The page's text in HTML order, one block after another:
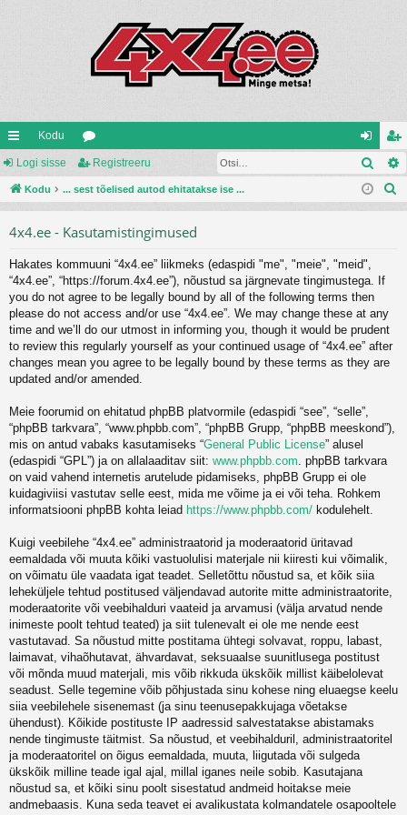
iirl
in
Kodu
oo
ru
og
i
e
eg
ist
Logi sisse Registreeru Otsi
Kodu ... sest tõelised autod ehitatakse ise ...
4x4.ee - Kasutamistingimused
Hakates kommuuni “4x4.ee” liikmeks (edaspidi "me", "meie", "meid",
“4x4.ee”, “https://forum.4x4.ee”), nõustud sa järgnevate tingimustega. If
you do not agree to be legally bound by all of the following terms then
please do not access and/or use “4x4.ee”. We may change these at any
time and we’ll do our utmost in informing you, though it would be prudent
to review this regularly yourself as your continued usage of “4x4.ee” after
changes mean you agree to be legally bound by these terms as they are
updated and/or amended.
Meie foorumid on ehitatud phpBB platvormile (edaspidi “see”, “selle”,
“phpBB tarkvara”, “www.phpbb.com”, “phpBB Grupp, “phpBB meeskond”),
mis on antud vabaks kasutamiseks “General Public License” alusel
(edaspidi “GPL”) ja on allalaaditav siit: www.phpbb.com . phpBB tarkvara
on vaid vahend internetis arutelude pidamiseks, phpBB Grupp ei ole
kuidagiviisi vastutav selle eest, mida me võime ja ei või teha. Rohkem
informatsiooni phpBB kohta leiad https://www.phpbb.com/ kodulehelt.
Kuigi veebilehe “4x4.ee” administraatorid ja moderaatorid üritavad
eemaldada või muuta kõiki vastuolulisi materjale nii kiiresti kui võimalik,
on võimatu üle vaadata igat teadet. Selletõttu nõustud sa, et kõik siia
leheküljele tehtud postitused väljendavad autorite mitte administraatorite,
moderaatorite või veebihalduri vaateid ja arvamusi (välja arvatud nende
inimeste poolt tehtud teated) ja siit tulenevalt ei ole me nende eest
vastutavad. Sa nõustud mitte postitama ühtegi solvavat, roppu, labast,
laimavat, vihaõhutavat, ähvardavat, seksuaalse suunitlusega postitust
või mõnda muud materjali, mis võib rikkuda ükskõik millist käibelolevat
seadust. Selle tegemine võib põhjustada sinu kohese ning eluaegse keelu
siia veebilehele sisenemast (ja sinu teenusepakkujaga võetakse
ühendust). Kõikide postituste IP aadressid salvestatakse abistamaks
nende tingimuste täitmist. Sa nõustud, et veebihalduril, administraatoritel
ja moderaatoritel on õigus eemaldada, muuta, liigutada või sulgeda
ükskõik milline teade igal ajal, millal iganes neile sobib. Kasutajana
nõustud sa, et kõiki sinu poolt sisestatud andmeid hoitakse meie
andmebaasis. Kuna seda teavet ei avalikustata kolmandatele osapooltele